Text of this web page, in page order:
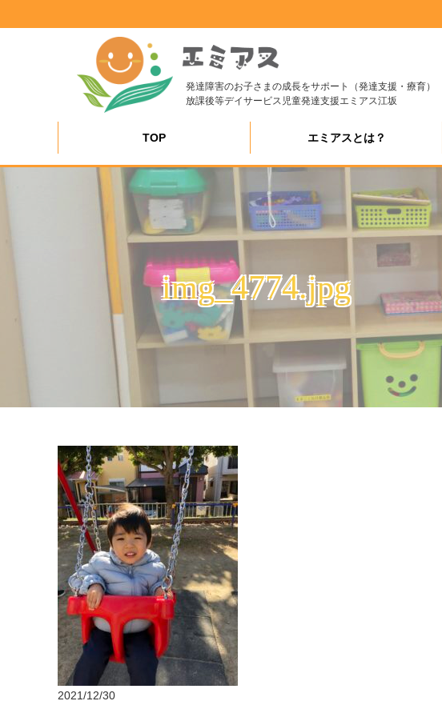
発達障害のお子さまの成長をサポート（発達支援・療育）
放課後等デイサービス児童発達支援エミアス江坂
TOP エミアスとは？
img_4774.jpg
2021/12/30